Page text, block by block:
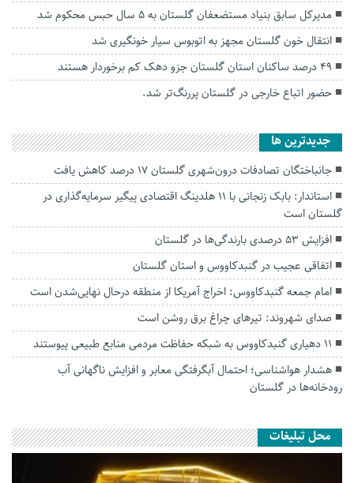
مدیرکل سابق بنیاد مستضعفان گلستان به ۵ سال حبس محکوم شد
انتقال خون گلستان مجهز به اتوبوس سیار خونگیری شد
۴۹ درصد ساکنان استان گلستان جزو دهک کم برخوردار هستند
حضور اتباع خارجی در گلستان پررنگ‌تر شد.
جديدترين ها
جانباختگان تصادفات درون‌شهری گلستان ۱۷ درصد کاهش یافت
استاندار: بابک زنجانی با ۱۱ هلدینگ اقتصادی پیگیر سرمایه‌گذاری در
گلستان است
افزایش ۵۳ درصدی بارندگی‌ها در گلستان
اتفاقی عجیب در‌ گنبدکاووس و استان گلستان
امام جمعه گنبدکاووس: اخراج آمریکا از منطقه درحال نهایی‌شدن است
صدای شهروند: تیرهای چراغ برق روشن است
۱۱ دهیاری گنبدکاووس به شبکه حفاظت مردمی منابع طبیعی پیوستند
هشدار هواشناسی؛ احتمال آبگرفتگی معابر و افزایش ناگهانی آب
رودخانه‌ها در گلستان
محل تبلیغات